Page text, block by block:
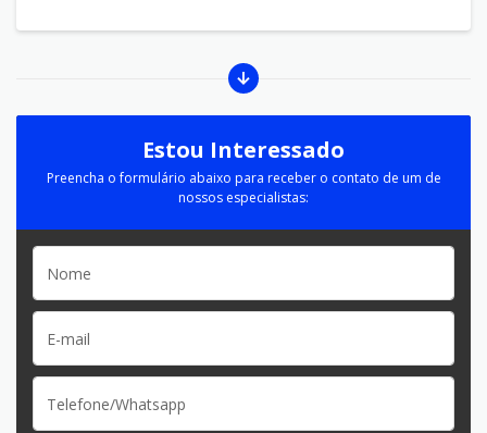
Estou Interessado
Preencha o formulário abaixo para receber o contato de um de
nossos especialistas: